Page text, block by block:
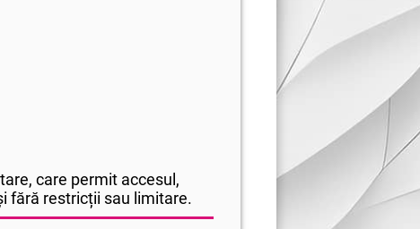
care permit accesul,
fără restricții sau limitare.